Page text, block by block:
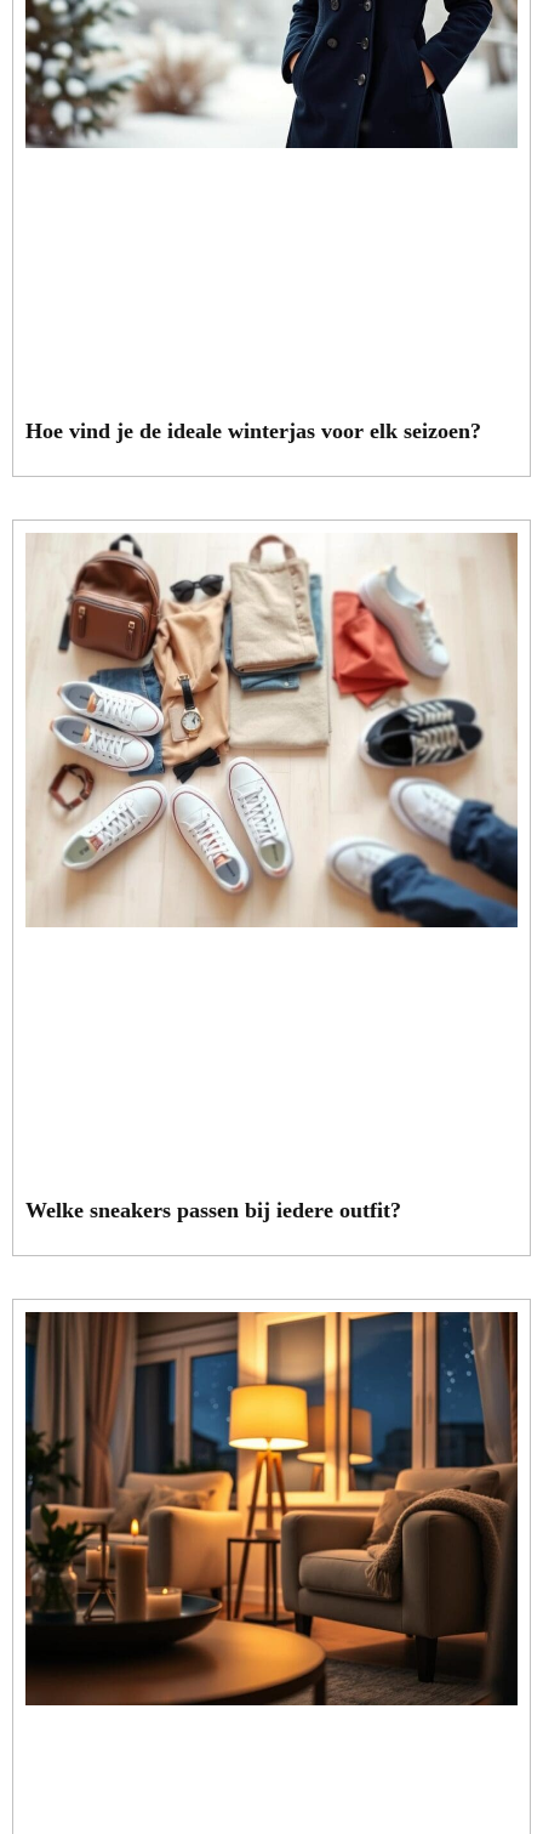
Hoe vind je de ideale winterjas voor elk seizoen?
Welke sneakers passen bij iedere outfit?